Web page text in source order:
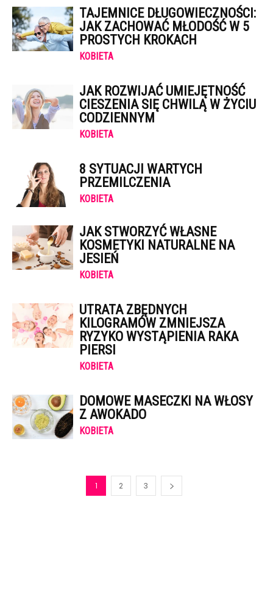
TAJEMNICE DŁUGOWIECZNOŚCI:
JAK ZACHOWAĆ MŁODOŚĆ W 5
PROSTYCH KROKACH
KOBIETA
JAK ROZWIJAĆ UMIEJĘTNOŚĆ
CIESZENIA SIĘ CHWILĄ W ŻYCIU
CODZIENNYM
KOBIETA
8 SYTUACJI WARTYCH
PRZEMILCZENIA
KOBIETA
JAK STWORZYĆ WŁASNE
KOSMETYKI NATURALNE NA
JESIEŃ
KOBIETA
UTRATA ZBĘDNYCH
KILOGRAMÓW ZMNIEJSZA
RYZYKO WYSTĄPIENIA RAKA
PIERSI
KOBIETA
DOMOWE MASECZKI NA WŁOSY
Z AWOKADO
KOBIETA
1 2 3